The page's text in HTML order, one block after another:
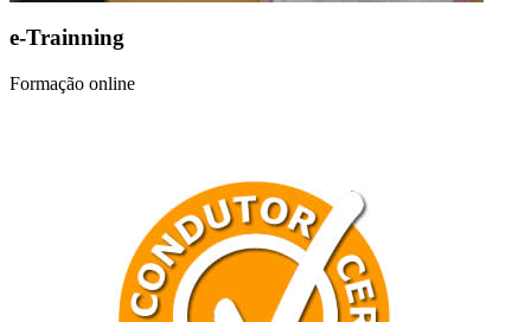
e-Trainning
Formação online